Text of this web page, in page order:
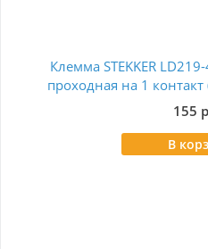
Клемма STEKKER
проходная на 1
155
В